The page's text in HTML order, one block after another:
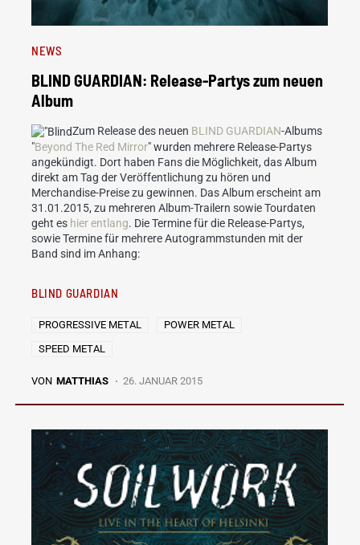
NEWS
BLIND GUARDIAN: Release-Partys zum neuen
Album
Zum Release des neuen BLIND GUARDIAN-Albums
"Beyond The Red Mirror" wurden mehrere Release-Partys
angekündigt. Dort haben Fans die Möglichkeit, das Album
direkt am Tag der Veröffentlichung zu hören und
Merchandise-Preise zu gewinnen. Das Album erscheint am
31.01.2015, zu mehreren Album-Trailern sowie Tourdaten
geht es hier entlang. Die Termine für die Release-Partys,
sowie Termine für mehrere Autogrammstunden mit der
Band sind im Anhang:
BLIND GUARDIAN
PROGRESSIVE METAL
POWER METAL
SPEED METAL
VON MATTHIAS 26. JANUAR 2015